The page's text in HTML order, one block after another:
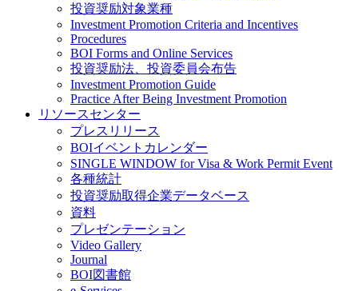
投資奨励対象業種
Investment Promotion Criteria and Incentives
Procedures
BOI Forms and Online Services
投資奨励法、投資委員会布告
Investment Promotion Guide
Practice After Being Investment Promotion
リソースセンター
プレスリリース
BOIイベントカレンダー
SINGLE WINDOW for Visa & Work Permit Event
各種統計
投資奨励取得企業データベース
資料
プレゼンテーション
Video Gallery
Journal
BOI図書館